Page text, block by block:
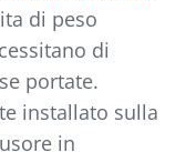
di peso
di
portate.
installato sulla
in